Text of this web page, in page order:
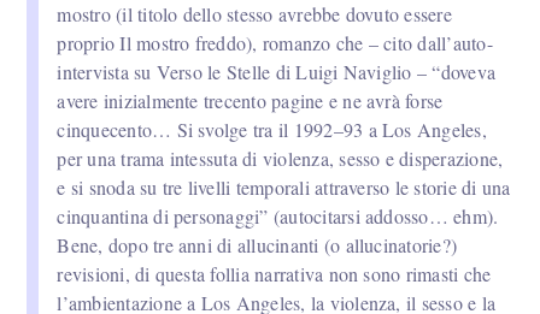
mostro (il titolo dello stesso avrebbe dovuto essere
proprio Il mostro freddo), romanzo che – cito dall’auto-
intervista su Verso le Stelle di Luigi Naviglio – “doveva
avere inizialmente trecento pagine e ne avrà forse
cinquecento… Si svolge tra il 1992–93 a Los Angeles,
per una trama intessuta di violenza, sesso e disperazione,
e si snoda su tre livelli temporali attraverso le storie di una
cinquantina di personaggi” (autocitarsi addosso… ehm).
Bene, dopo tre anni di allucinanti (o allucinatorie?)
revisioni, di questa follia narrativa non sono rimasti che
l’ambientazione a Los Angeles, la violenza, il sesso e la